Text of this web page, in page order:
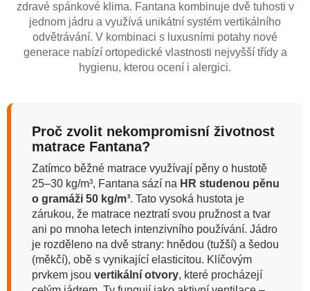
zdravé spánkové klima. Fantana kombinuje dvě tuhosti v
jednom jádru a využívá unikátní systém vertikálního
odvětrávání. V kombinaci s luxusními potahy nové
generace nabízí ortopedické vlastnosti nejvyšší třídy a
hygienu, kterou ocení i alergici.
Proč zvolit nekompromisní životnost
matrace Fantana?
Zatímco běžné matrace využívají pěny o hustotě
25–30 kg/m³, Fantana sází na HR studenou pěnu
o gramáži 50 kg/m³. Tato vysoká hustota je
zárukou, že matrace neztratí svou pružnost a tvar
ani po mnoha letech intenzivního používání. Jádro
je rozděleno na dvě strany: hnědou (tužší) a šedou
(měkčí), obě s vynikající elasticitou. Klíčovým
prvkem jsou vertikální otvory, které procházejí